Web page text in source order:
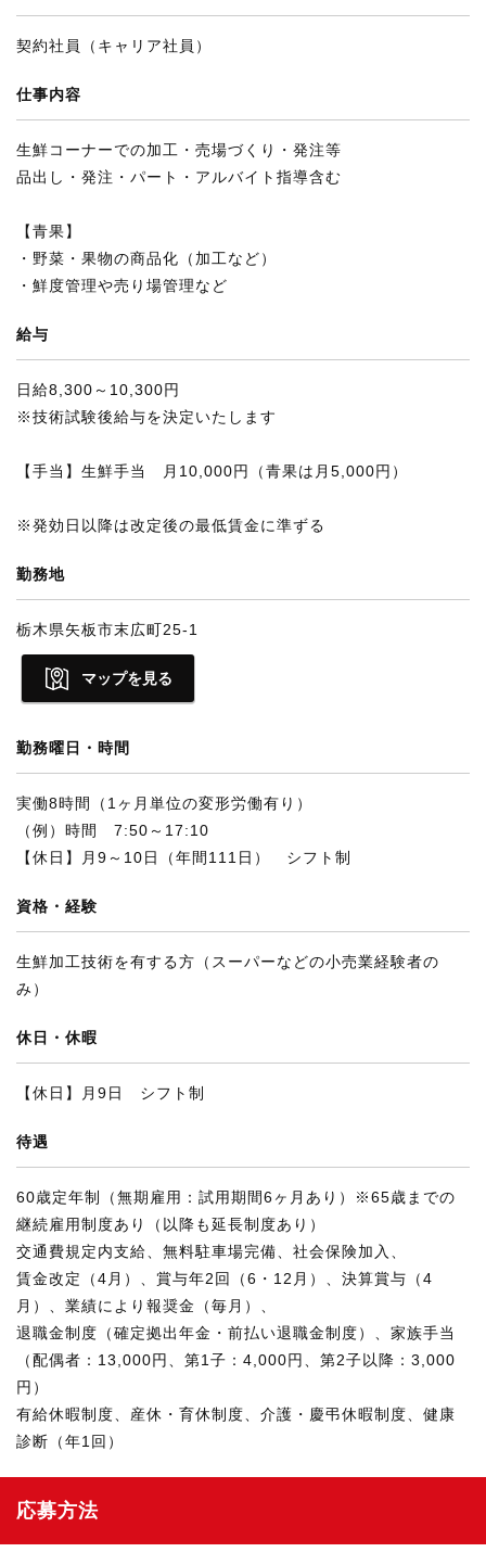
契約社員（キャリア社員）
仕事内容
生鮮コーナーでの加工・売場づくり・発注等
品出し・発注・パート・アルバイト指導含む
【青果】
・野菜・果物の商品化（加工など）
・鮮度管理や売り場管理など
給与
日給8,300～10,300円
※技術試験後給与を決定いたします
【手当】生鮮手当 月10,000円（青果は月5,000円）
※発効日以降は改定後の最低賃金に準ずる
勤務地
栃木県矢板市末広町25-1
マップを見る
勤務曜日・時間
実働8時間（1ヶ月単位の変形労働有り）
（例）時間 7:50～17:10
【休日】月9～10日（年間111日） シフト制
資格・経験
生鮮加工技術を有する方（スーパーなどの小売業経験者の
み）
休日・休暇
【休日】月9日 シフト制
待遇
60歳定年制（無期雇用：試用期間6ヶ月あり）※65歳までの
継続雇用制度あり（以降も延長制度あり）
交通費規定内支給、無料駐車場完備、社会保険加入、
賃金改定（4月）、賞与年2回（6・12月）、決算賞与（4
月）、業績により報奨金（毎月）、
退職金制度（確定拠出年金・前払い退職金制度）、家族手当
（配偶者：13,000円、第1子：4,000円、第2子以降：3,000
円）
有給休暇制度、産休・育休制度、介護・慶弔休暇制度、健康
診断（年1回）
応募方法